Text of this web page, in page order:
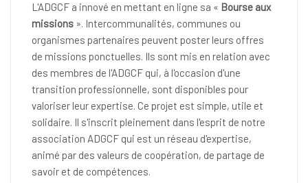
L'ADGCF a innové en mettant en ligne sa « Bourse aux
missions ». Intercommunalités, communes ou
organismes partenaires peuvent poster leurs offres
de missions ponctuelles. Ils sont mis en relation avec
des membres de l'ADGCF qui, à l'occasion d'une
transition professionnelle, sont disponibles pour
valoriser leur expertise. Ce projet est simple, utile et
solidaire. Il s'inscrit pleinement dans l'esprit de notre
association ADGCF qui est un réseau d'expertise,
animé par des valeurs de coopération, de partage de
savoir et de compétences.